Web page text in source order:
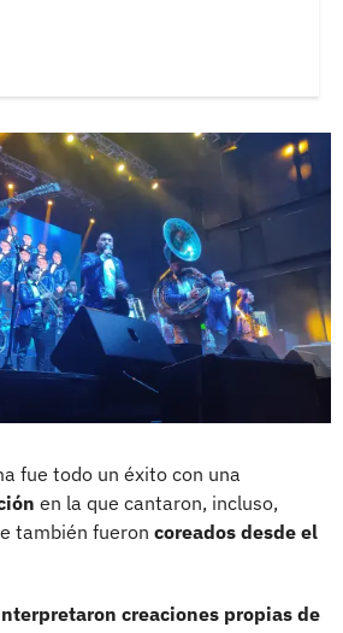
fue todo un éxito con una
en la que cantaron, incluso,
también fueron coreados desde el
creaciones propias de